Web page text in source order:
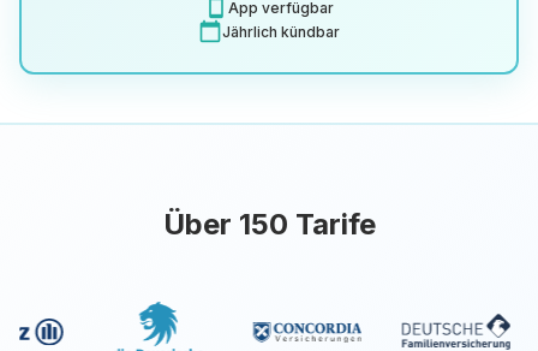
smartphone App verfügbar
calendar_todayJährlich kündbar
Über 150 Tarife